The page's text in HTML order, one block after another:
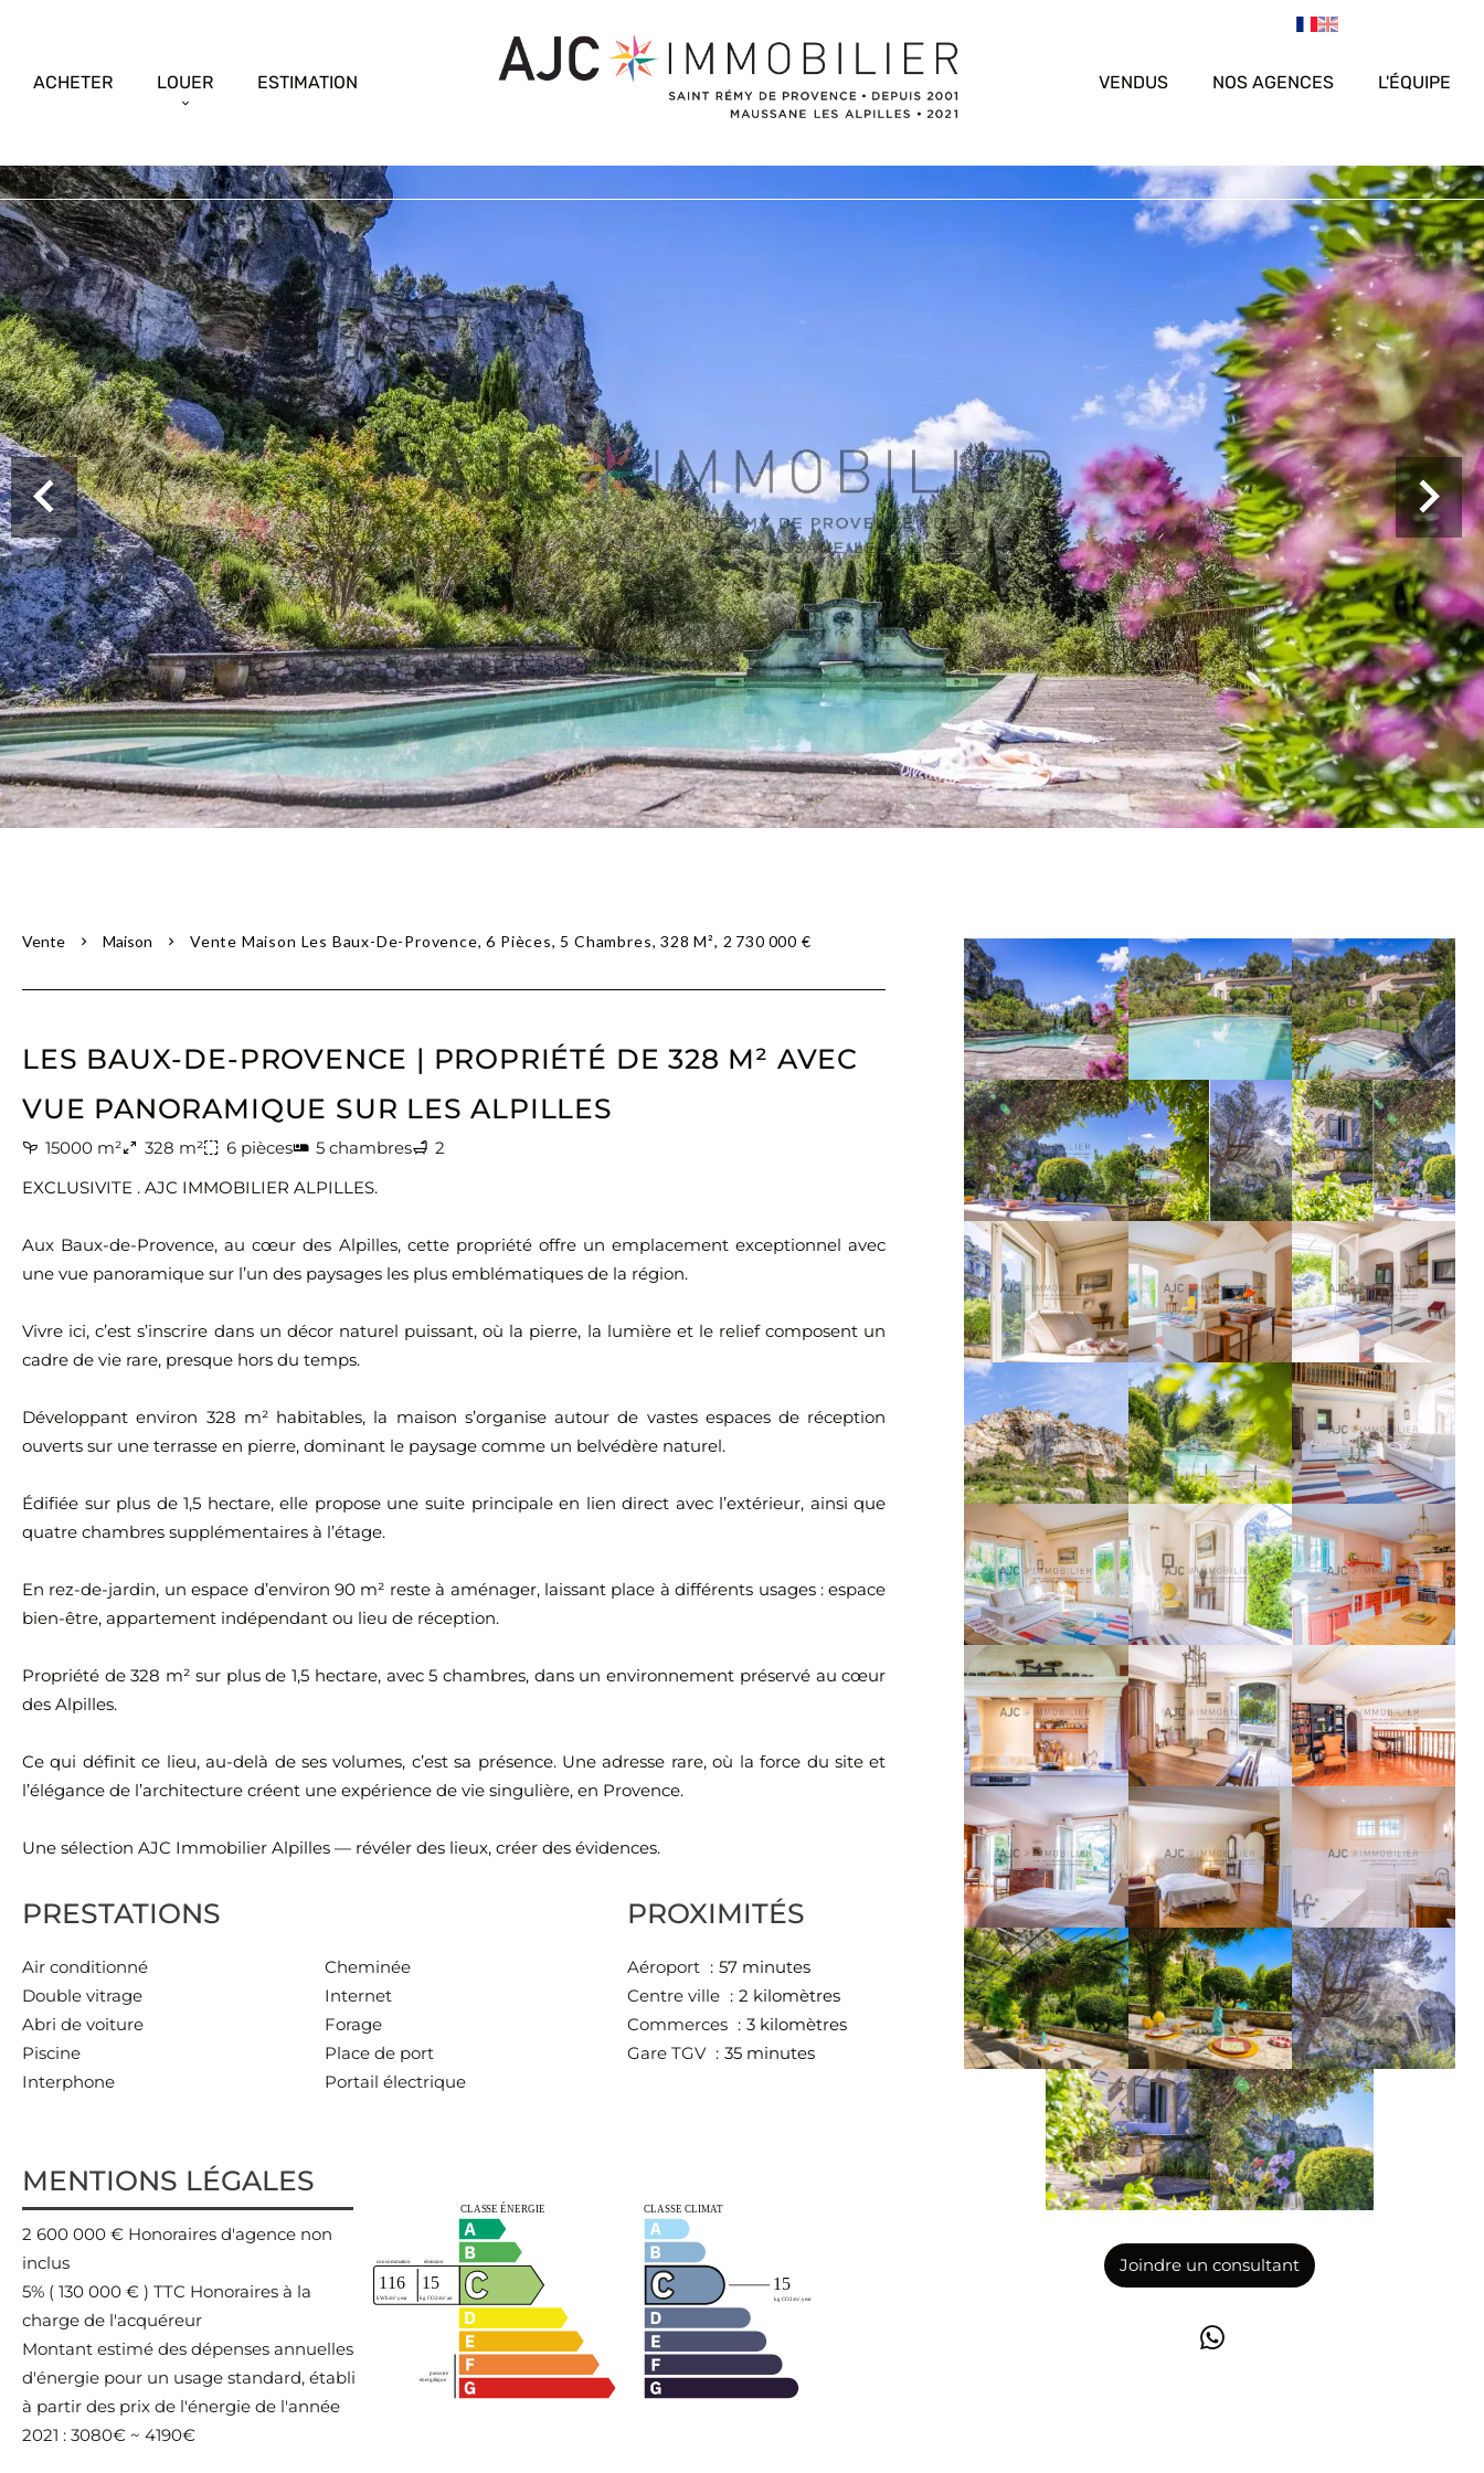
ACHETER LOUER ESTIMATION VENDUS NOS AGENCES L'ÉQUIPE
Vente Maison Vente Maison Les Baux-De-Provence, 6 Pièces, 5 Chambres, 328 M², 2 730 000 €
LES BAUX-DE-PROVENCE | PROPRIÉTÉ DE 328 M² AVEC
VUE PANORAMIQUE SUR LES ALPILLES
15000 m² 328 m² 6 pièces 5 chambres
2
EXCLUSIVITE . AJC IMMOBILIER ALPILLES.
Aux Baux-de-Provence, au cœur des Alpilles, cette propriété offre un emplacement exceptionnel avec
une vue panoramique sur l’un des paysages les plus emblématiques de la région.
Vivre ici, c’est s’inscrire dans un décor naturel puissant, où la pierre, la lumière et le relief composent un
cadre de vie rare, presque hors du temps.
Développant environ 328 m² habitables, la maison s’organise autour de vastes espaces de réception
ouverts sur une terrasse en pierre, dominant le paysage comme un belvédère naturel.
Édifiée sur plus de 1,5 hectare, elle propose une suite principale en lien direct avec l’extérieur, ainsi que
quatre chambres supplémentaires à l’étage.
En rez-de-jardin, un espace d’environ 90 m² reste à aménager, laissant place à différents usages : espace
bien-être, appartement indépendant ou lieu de réception.
Propriété de 328 m² sur plus de 1,5 hectare, avec 5 chambres, dans un environnement préservé au cœur
des Alpilles.
Ce qui définit ce lieu, au-delà de ses volumes, c’est sa présence. Une adresse rare, où la force du site et
l’élégance de l’architecture créent une expérience de vie singulière, en Provence.
Une sélection AJC Immobilier Alpilles — révéler des lieux, créer des évidences.
PRESTATIONS
Air conditionné
Cheminée
Double vitrage
Internet
Abri de voiture
Forage
Piscine
Place de port
Interphone
Portail électrique
PROXIMITÉS
Aéroport
57 minutes
Centre ville
2 kilomètres
Commerces
3 kilomètres
Gare TGV
35 minutes
MENTIONS LÉGALES
2 600 000 € Honoraires d'agence non
inclus
5% ( 130 000 € ) TTC Honoraires à la
charge de l'acquéreur
Montant estimé des dépenses annuelles
d'énergie pour un usage standard, établi
à partir des prix de l'énergie de l'année
2021 : 3080€ ~ 4190€
Joindre un consultant